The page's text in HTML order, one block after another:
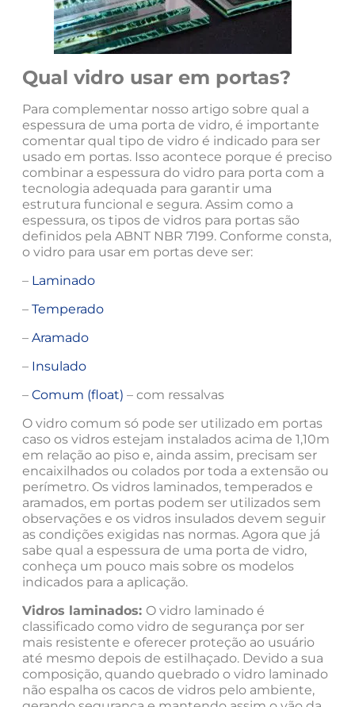
Qual vidro usar em portas?
Para complementar nosso artigo sobre qual a
espessura de uma porta de vidro, é importante
comentar qual tipo de vidro é indicado para ser
usado em portas. Isso acontece porque é preciso
combinar a espessura do vidro para porta com a
tecnologia adequada para garantir uma
estrutura funcional e segura. Assim como a
espessura, os tipos de vidros para portas são
definidos pela ABNT NBR 7199. Conforme consta,
o vidro para usar em portas deve ser:
– Laminado
– Temperado
– Aramado
– Insulado
– Comum (float) – com ressalvas
O vidro comum só pode ser utilizado em portas
caso os vidros estejam instalados acima de 1,10m
em relação ao piso e, ainda assim, precisam ser
encaixilhados ou colados por toda a extensão ou
perímetro. Os vidros laminados, temperados e
aramados, em portas podem ser utilizados sem
observações e os vidros insulados devem seguir
as condições exigidas nas normas. Agora que já
sabe qual a espessura de uma porta de vidro,
conheça um pouco mais sobre os modelos
indicados para a aplicação.
Vidros laminados: O vidro laminado é
classificado como vidro de segurança por ser
mais resistente e oferecer proteção ao usuário
até mesmo depois de estilhaçado. Devido a sua
composição, quando quebrado o vidro laminado
não espalha os cacos de vidros pelo ambiente,